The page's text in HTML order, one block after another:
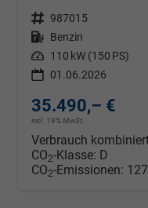
Fahrzeugnr. 987015
Kraftstoff Benzin
Leistung 110 kW (150 PS)
01.06.2026
35.490,– €
incl. 19% MwSt.
Verbrauch
CO2-Klasse: D
CO2-Emissionen: